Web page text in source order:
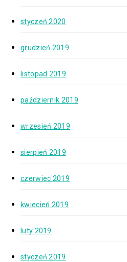
styczeń 2020
grudzień 2019
listopad 2019
październik 2019
wrzesień 2019
sierpień 2019
czerwiec 2019
kwiecień 2019
luty 2019
styczeń 2019